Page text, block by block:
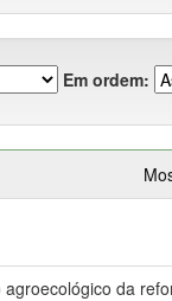
Em ordem:
da